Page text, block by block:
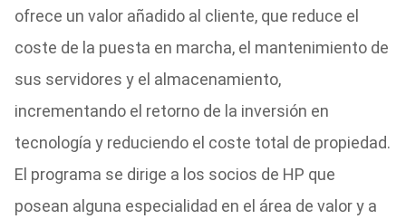
ofrece un valor añadido al cliente, que reduce el
coste de la puesta en marcha, el mantenimiento de
sus servidores y el almacenamiento,
incrementando el retorno de la inversión en
tecnología y reduciendo el coste total de propiedad.
El programa se dirige a los socios de HP que
posean alguna especialidad en el área de valor y a